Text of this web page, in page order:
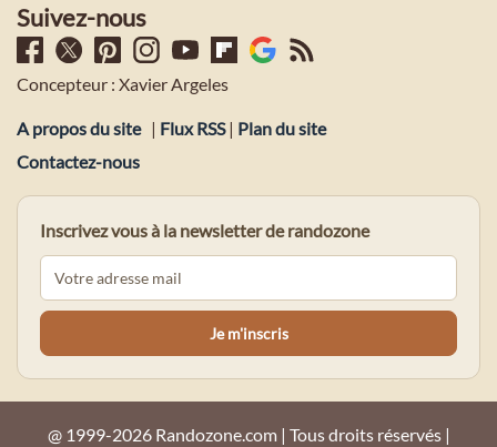
Suivez-nous
Concepteur : Xavier Argeles
A propos du site | Flux RSS| Plan du site
Contactez-nous
Inscrivez vous à la newsletter de randozone
@ 1999-2026 Randozone.com | Tous droits réservés |